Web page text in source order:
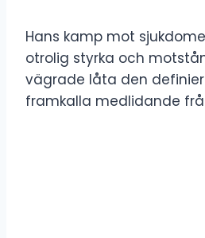
Hans kamp mot
otrolig styrka och
vägrade låta den
framkalla medlidande